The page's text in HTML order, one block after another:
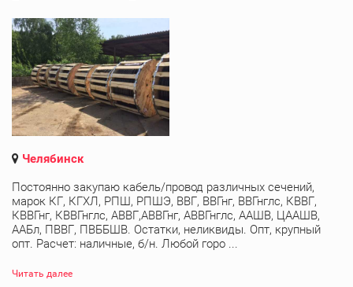
Челябинск
Постоянно закупаю кабель/провод различных сечений,
марок КГ, КГХЛ, РПШ, РПШЭ, ВВГ, ВВГнг, ВВГнглс, КВВГ,
КВВГнг, КВВГнглс, АВВГ,АВВГнг, АВВГнглс, ААШВ, ЦААШВ,
ААБл, ПВВГ, ПВББШВ. Остатки, неликвиды. Опт, крупный
опт. Расчет: наличные, б/н. Любой горо ...
Читать далее